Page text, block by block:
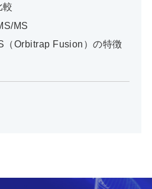
較
MS
（Orbitrap Fusion）の特徴